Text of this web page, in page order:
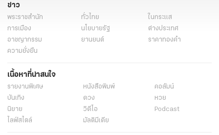
ข่าว
พระราชสำนัก ทั่วไทย
ในกระแส
การเมือง
นโยบายรัฐ
ต่างประเทศ
อาชญากรรม
ยานยนต์
ราคาทองคำ
ความยั่งยืน
เนื้อหาที่น่าสนใจ
รายงานพิเศษ หนังสือพิมพ์
คอลัมน์
บันเทิง
ดวง
หวย
นิยาย
วิดีโอ
Podcast
ไลฟ์สไตล์
มัลติมีเดีย